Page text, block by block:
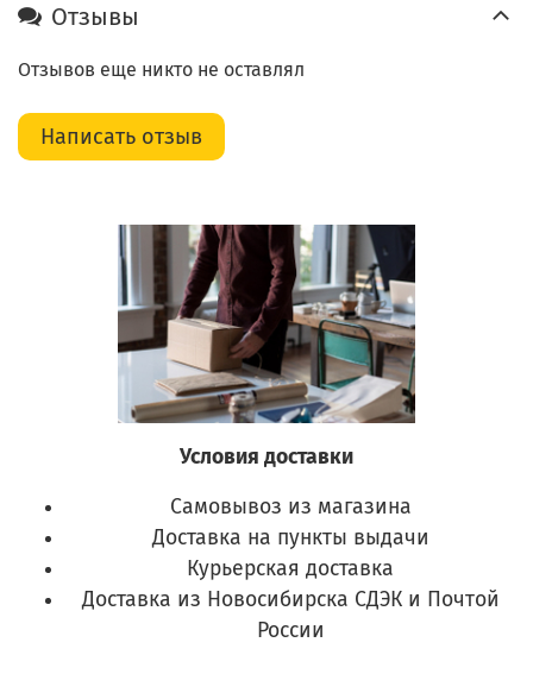
Отзывы
Отзывов еще никто не оставлял
Написать отзыв
Условия доставки
Самовывоз из магазина
Доставка на пункты выдачи
Курьерская доставка
Доставка из Новосибирска СДЭК и Почтой
России